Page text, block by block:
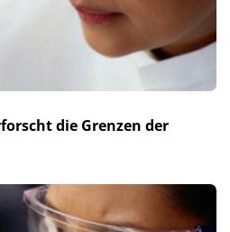
die Grenzen der